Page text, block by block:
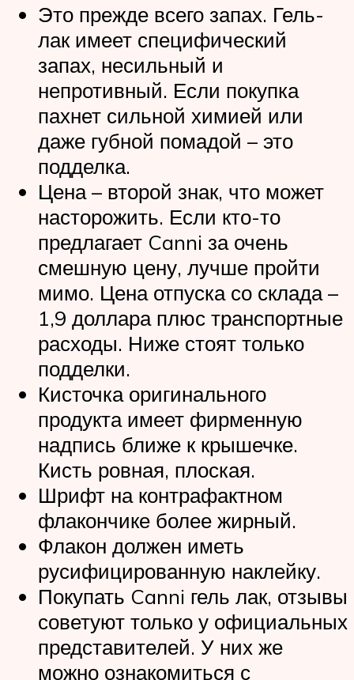
Это прежде всего запах. Гель-
лак имеет специфический
запах, несильный и
непротивный. Если покупка
пахнет сильной химией или
даже губной помадой – это
подделка.
Цена – второй знак, что может
насторожить. Если кто-то
предлагает Canni за очень
смешную цену, лучше пройти
мимо. Цена отпуска со склада –
1,9 доллара плюс транспортные
расходы. Ниже стоят только
подделки.
Кисточка оригинального
продукта имеет фирменную
надпись ближе к крышечке.
Кисть ровная, плоская.
Шрифт на контрафактном
флакончике более жирный.
Флакон должен иметь
русифицированную наклейку.
Покупать Canni гель лак, отзывы
советуют только у официальных
представителей. У них же
можно ознакомиться с